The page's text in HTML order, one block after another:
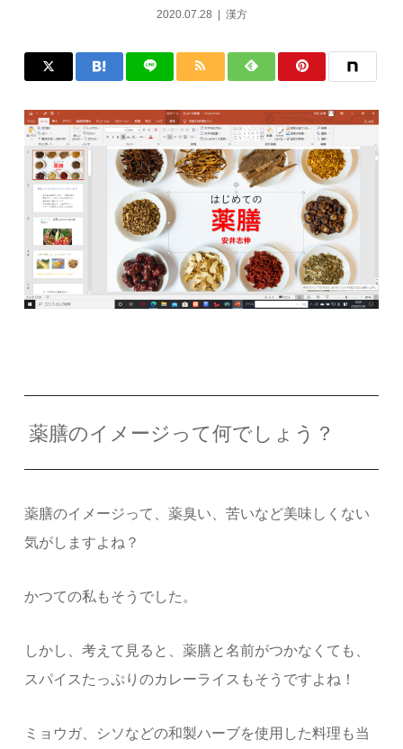
2020.07.28 漢方
薬膳のイメージって何でしょう？
薬膳のイメージって、薬臭い、苦いなど美味しくない
気がしますよね？
かつての私もそうでした。
しかし、考えて見ると、薬膳と名前がつかなくても、
スパイスたっぷりのカレーライスもそうですよね！
ミョウガ、シソなどの和製ハーブを使用した料理も当